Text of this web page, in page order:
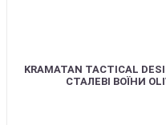
KRAMATAN TACTICAL
СТАЛЕВІ ВОЇНИ